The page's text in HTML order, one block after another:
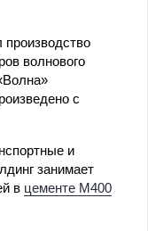
производство
волнового
с
и
занимает
в цементе М400